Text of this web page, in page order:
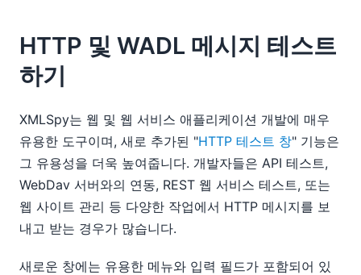
HTTP 및 WADL 메시지 테스트
하기
XMLSpy는 웹 및 웹 서비스 애플리케이션 개발에 매우
유용한 도구이며, 새로 추가된 "HTTP 테스트 창" 기능은
그 유용성을 더욱 높여줍니다. 개발자들은 API 테스트,
WebDav 서버와의 연동, REST 웹 서비스 테스트, 또는
웹 사이트 관리 등 다양한 작업에서 HTTP 메시지를 보
내고 받는 경우가 많습니다.
새로운 창에는 유용한 메뉴와 입력 필드가 포함되어 있